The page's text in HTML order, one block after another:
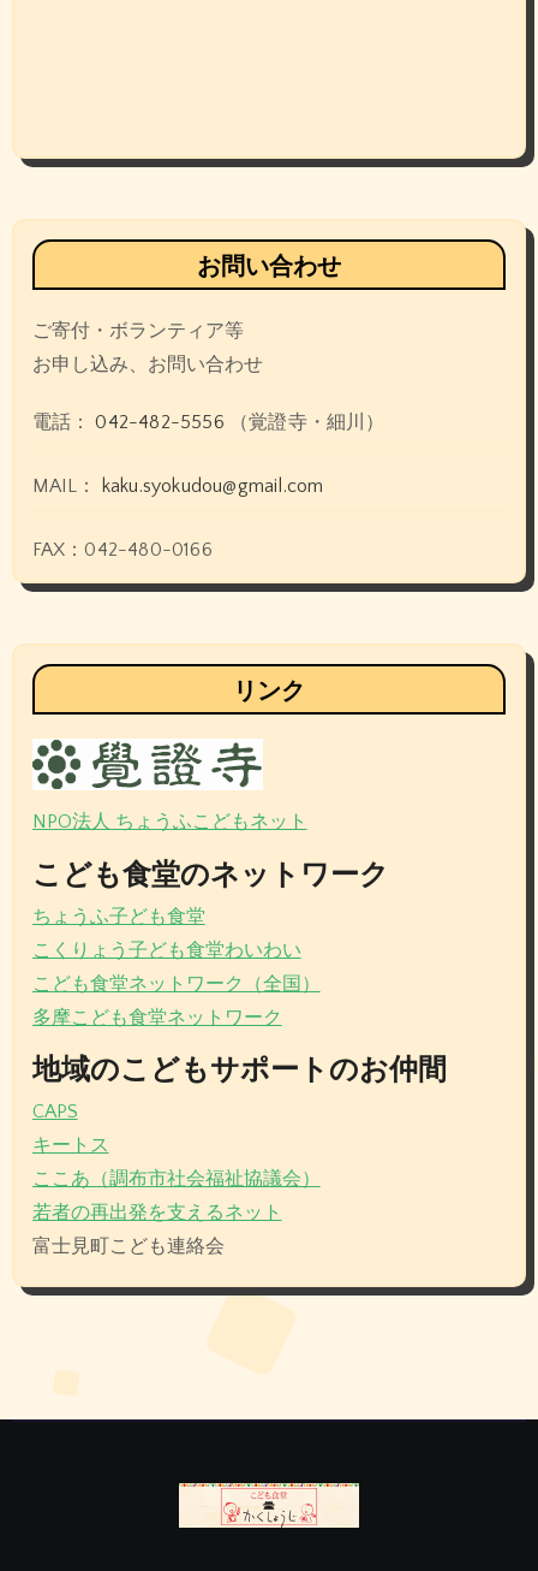
お問い合わせ
ご寄付・ボランティア等
お申し込み、お問い合わせ
電話： 042-482-5556 （覚證寺・細川）
MAIL： kaku.syokudou@gmail.com
FAX：042-480-0166
リンク
NPO法人 ちょうふこどもネット
こども食堂のネットワーク
ちょうふ子ども食堂
こくりょう子ども食堂わいわい
こども食堂ネットワーク（全国）
多摩こども食堂ネットワーク
地域のこどもサポートのお仲間
CAPS
キートス
ここあ（調布市社会福祉協議会）
若者の再出発を支えるネット
富士見町こども連絡会